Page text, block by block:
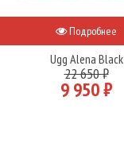
Подробнее
Ugg Alena Black
22 650 ₽
9 950 ₽